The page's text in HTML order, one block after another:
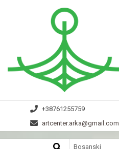
ARKA
+38761255759
artcenter.arka@gmail.com
SEARCH